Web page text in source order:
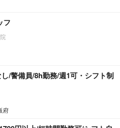
フ
/警備員/8h勤務/週1可・シフト制
府